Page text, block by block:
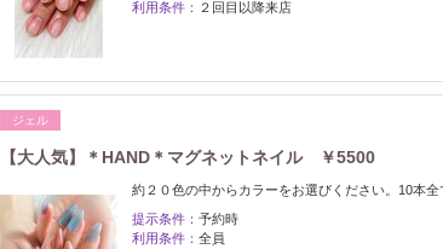
利用条件：
２回目以降来店
ジェル
【大人気】＊HAND＊マグネットネイル ￥5500
約２０色の中からカラーをお選びください。10本全
提示条件： 予約時
利用条件： 全員